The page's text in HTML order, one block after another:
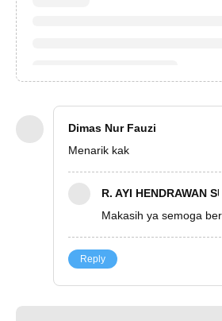
Dimas Nur Fauzi
Menarik kak
R. AYI HENDRAWAN
Makasih ya semoga
Reply